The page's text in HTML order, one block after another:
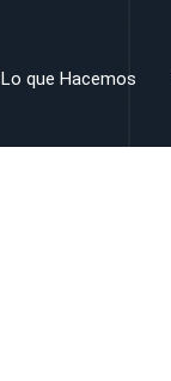
Lo que Hacemos